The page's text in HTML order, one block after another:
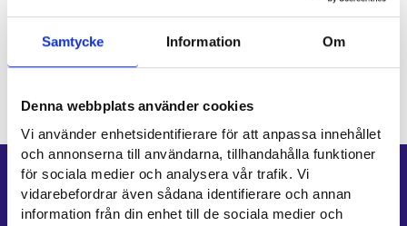
Samtycke Information Om
Denna webbplats använder cookies
Vi använder enhetsidentifierare för att anpassa innehållet
och annonserna till användarna, tillhandahålla funktioner
för sociala medier och analysera vår trafik. Vi
vidarebefordrar även sådana identifierare och annan
information från din enhet till de sociala medier och
Genvägar
E-tjänster